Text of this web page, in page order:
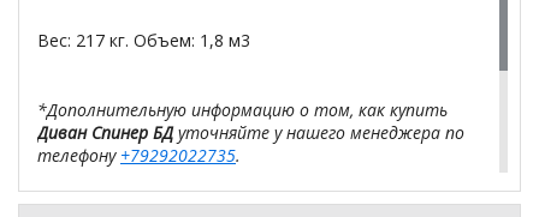
Вес: 217 кг. Объем: 1,8 м3
*Дополнительную информацию о том, как купить
Диван Спинер БДуточняйте у нашего менеджера по
телефону +79292022735.
**Цены на официальном сайте100диванов.com